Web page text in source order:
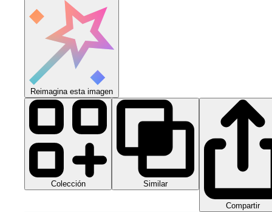
Reimagina esta imagen
Colección Similar
Compartir